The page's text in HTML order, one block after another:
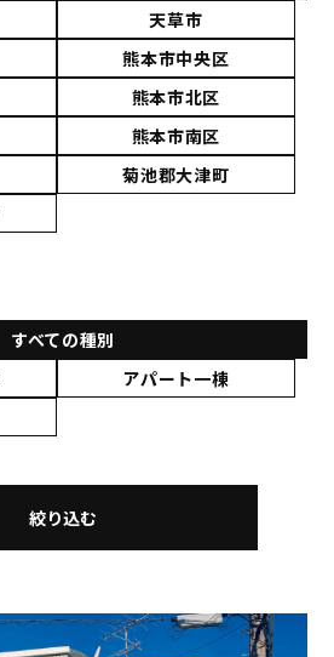
天草市
熊本市中央区
熊本市北区
熊本市南区
菊池郡大津町
すべての種別
アパート一棟
絞り込む